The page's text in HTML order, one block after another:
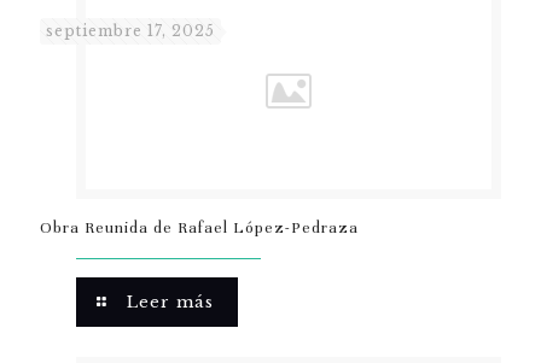
septiembre 17, 2025
Obra Reunida de Rafael López-Pedraza
Leer más